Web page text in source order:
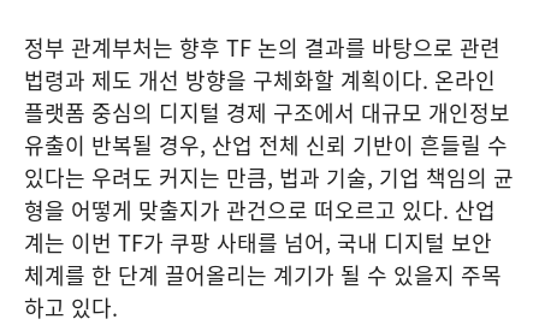
정부 관계부처는 향후 TF 논의 결과를 바탕으로 관련
법령과 제도 개선 방향을 구체화할 계획이다. 온라인
플랫폼 중심의 디지털 경제 구조에서 대규모 개인정보
유출이 반복될 경우, 산업 전체 신뢰 기반이 흔들릴 수
있다는 우려도 커지는 만큼, 법과 기술, 기업 책임의 균
형을 어떻게 맞출지가 관건으로 떠오르고 있다. 산업
계는 이번 TF가 쿠팡 사태를 넘어, 국내 디지털 보안
체계를 한 단계 끌어올리는 계기가 될 수 있을지 주목
하고 있다.